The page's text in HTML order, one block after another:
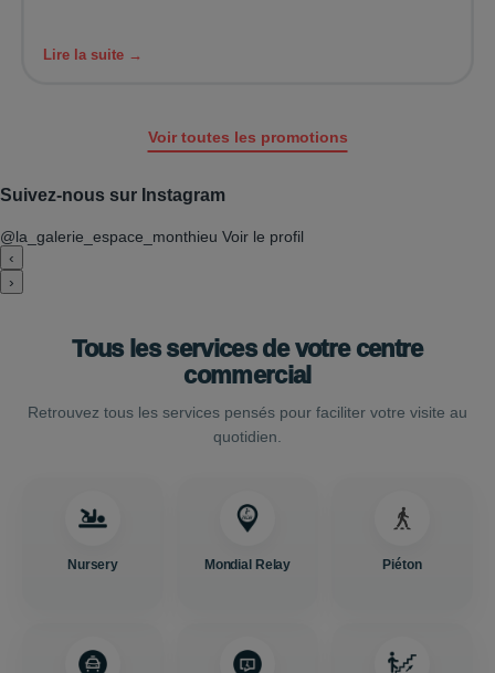
Lire la suite →
Voir toutes les promotions
Suivez-nous sur Instagram
@la_galerie_espace_monthieu Voir le profil
‹
›
Tous les services de votre centre
commercial
Retrouvez tous les services pensés pour faciliter votre visite au
quotidien.
Nursery Mondial Relay Piéton